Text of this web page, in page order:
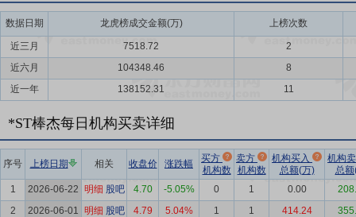
数据日期 龙虎榜成交金额(万) 上榜次数
近三月 7518.72
2
近六月
104348.46
8
近一年
138152.31 11
*ST棒杰每日机构买卖详细
序号 上榜日期 相关 收盘价 涨跌幅
买方
机构数
卖方
机构数
机构买入
总额(万)
机构
总
1
2026-06-22 明细 股吧 4.70 -5.05% 0 1 0.00
2
2026-06-01 明细 股吧 4.79 5.04% 1 1 414.24